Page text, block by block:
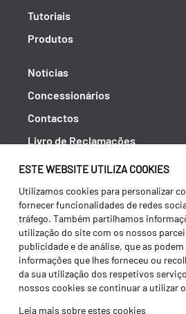
ESTE WEBSITE UTILIZA COOKIES
Utilizamos cookies para personalizar
fornecer funcionalidades de redes
tráfego. Também partilhamos
utilização do site com os nossos
publicidade e de análise, que as
informações que lhes forneceu ou
da sua utilização dos respetivos
nossos cookies se continuar a utilizar
Leia mais sobre estes cookies
Tutoriais
Produtos
Notícias
Concessionários
Contactos
Livro de Reclamações
Política de Privacidade
Canal de Denúncias (RGPC)
Termos e condições